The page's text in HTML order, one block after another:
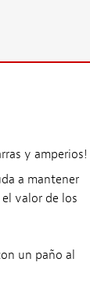
y amperios!
a mantener
valor de los
un paño al